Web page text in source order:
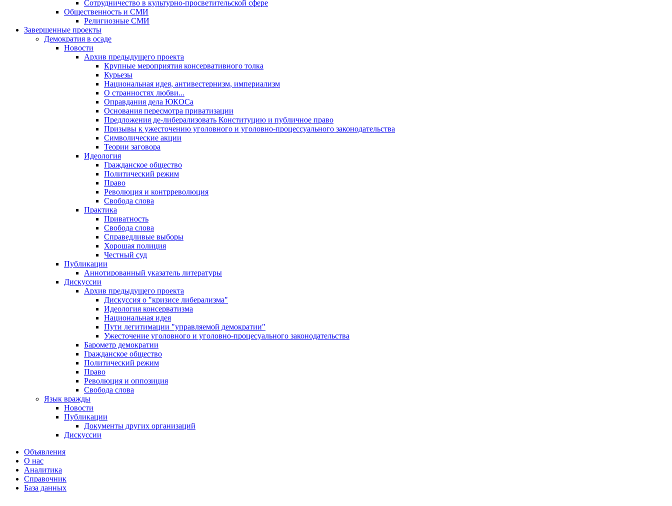
Сотрудничество в культурно-просветительской сфере
Общественность и СМИ
Религиозные СМИ
Завершенные проекты
Демократия в осаде
Новости
Архив предыдущего проекта
Крупные мероприятия консервативного толка
Курьезы
Национальная идея, антивестернизм, империализм
О странностях любви...
Оправдания дела ЮКОСа
Основания пересмотра приватизации
Предложения де-либерализовать Конституцию и публичное право
Призывы к ужесточению уголовного и уголовно-процессуального законодательства
Символические акции
Теории заговора
Идеология
Гражданское общество
Политический режим
Право
Революция и контрреволюция
Свобода слова
Практика
Приватность
Свобода слова
Справедливые выборы
Хорошая полиция
Честный суд
Публикации
Аннотированный указатель литературы
Дискуссии
Архив предыдущего проекта
Дискуссия о "кризисе либерализма"
Идеология консерватизма
Национальная идея
Пути легитимации "управляемой демократии"
Ужесточение уголовного и уголовно-процесуального законодательства
Барометр демократии
Гражданское общество
Политический режим
Право
Революция и оппозиция
Свобода слова
Язык вражды
Новости
Публикации
Документы других организаций
Дискуссии
Объявления
О нас
Аналитика
Справочник
База данных